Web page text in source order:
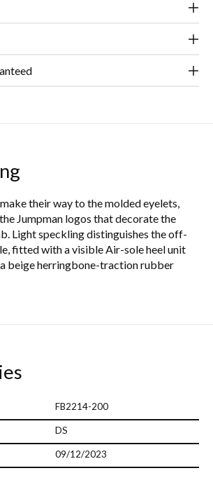
their way to the molded eyelets,
Jumpman logos that decorate the
Light speckling distinguishes the off-
fitted with a visible Air-sole heel unit
beige herringbone-traction rubber
FB2214-200
DS
09/12/2023